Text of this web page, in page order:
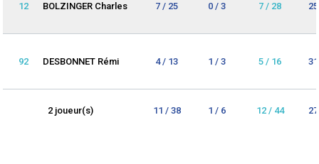
12 BOLZINGER Charles 7 / 25 0 / 3 7 / 28
92 DESBONNET Rémi 4 / 13 1 / 3 5 / 16
2 joueur(s) 11 / 38 1 / 6 12 / 44